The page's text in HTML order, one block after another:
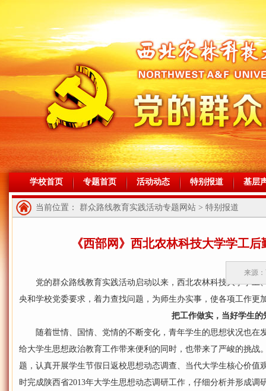
学校首页 专题首页 活动动态 特别报道 基层
当前位置： 群众路线教育实践活动专题网站 > 特别报道
《西部网》西北农林科技大学学工
来源
党的群众路线教育实践活动启动以来，西北农林科技大学学工
央和学校党委要求，着力查找问题，为师生办实事，使各项工作更
把工作做实，当好学生的
随着世情、国情、党情的不断变化，青年学生的思想状况也在
给大学生思想政治教育工作带来便利的同时，也带来了严峻的挑战
题，认真开展学生节假日返校思想动态调查、当代大学生核心价值
时完成陕西省2013年大学生思想动态调研工作，仔细分析并形成调